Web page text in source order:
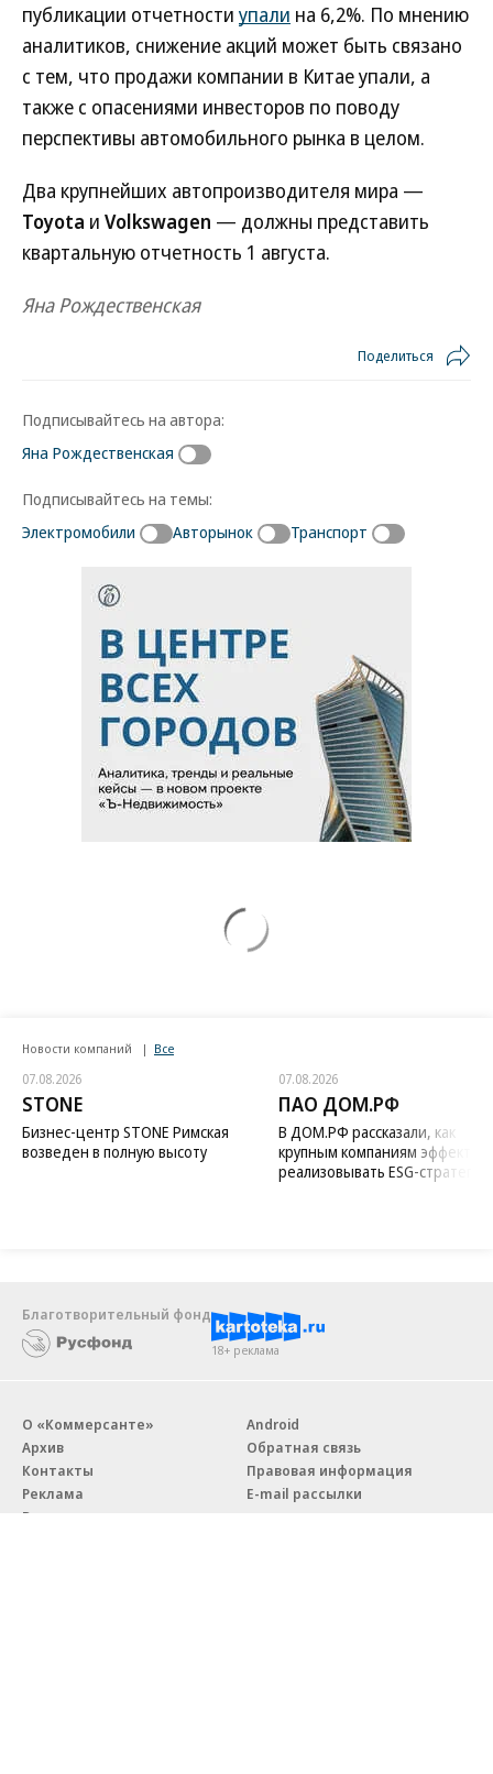
публикации отчетности упали на 6,2%. По мнению
аналитиков, снижение акций может быть связано
с тем, что продажи компании в Китае упали, а
также с опасениями инвесторов по поводу
перспективы автомобильного рынка в целом.
Два крупнейших автопроизводителя мира —
Toyota и Volkswagen — должны представить
квартальную отчетность 1 августа.
Яна Рождественская
Поделиться
Подписывайтесь на автора:
Яна Рождественская
Подписывайтесь на темы:
Электромобили
Авторынок Транспорт
Новости компаний Все
07.08.2026
STONE
Бизнес-центр STONE Римская
возведен в полную высоту
07.08.2026
ПАО ДОМ.РФ
В ДОМ.РФ рассказали, как
крупным компаниям
реализовывать ESG-стратегию
Благотворительный фонд
18+ реклама
О «Коммерсанте»
Архив
Контакты
Реклама
Вакансии
Android
Обратная связь
Правовая информация
E-mail рассылки